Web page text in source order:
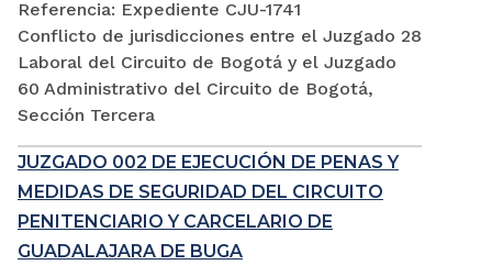
Referencia: Expediente CJU-1741
Conflicto de jurisdicciones entre el Juzgado 28
Laboral del Circuito de Bogotá y el Juzgado
60 Administrativo del Circuito de Bogotá,
Sección Tercera
JUZGADO 002 DE EJECUCIÓN DE PENAS Y
MEDIDAS DE SEGURIDAD DEL CIRCUITO
PENITENCIARIO Y CARCELARIO DE
GUADALAJARA DE BUGA